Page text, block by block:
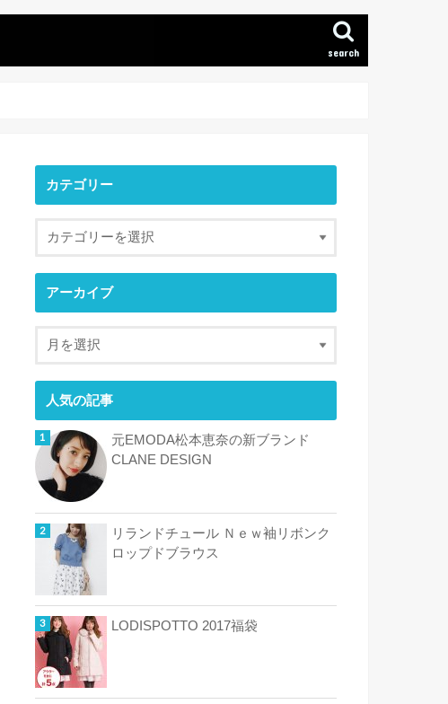
search
カテゴリー
アーカイブ
人気の記事
元EMODA松本恵奈の新ブランド
CLANE DESIGN
リランドチュール Ｎｅｗ袖リボンク
ロップドブラウス
LODISPOTTO 2017福袋